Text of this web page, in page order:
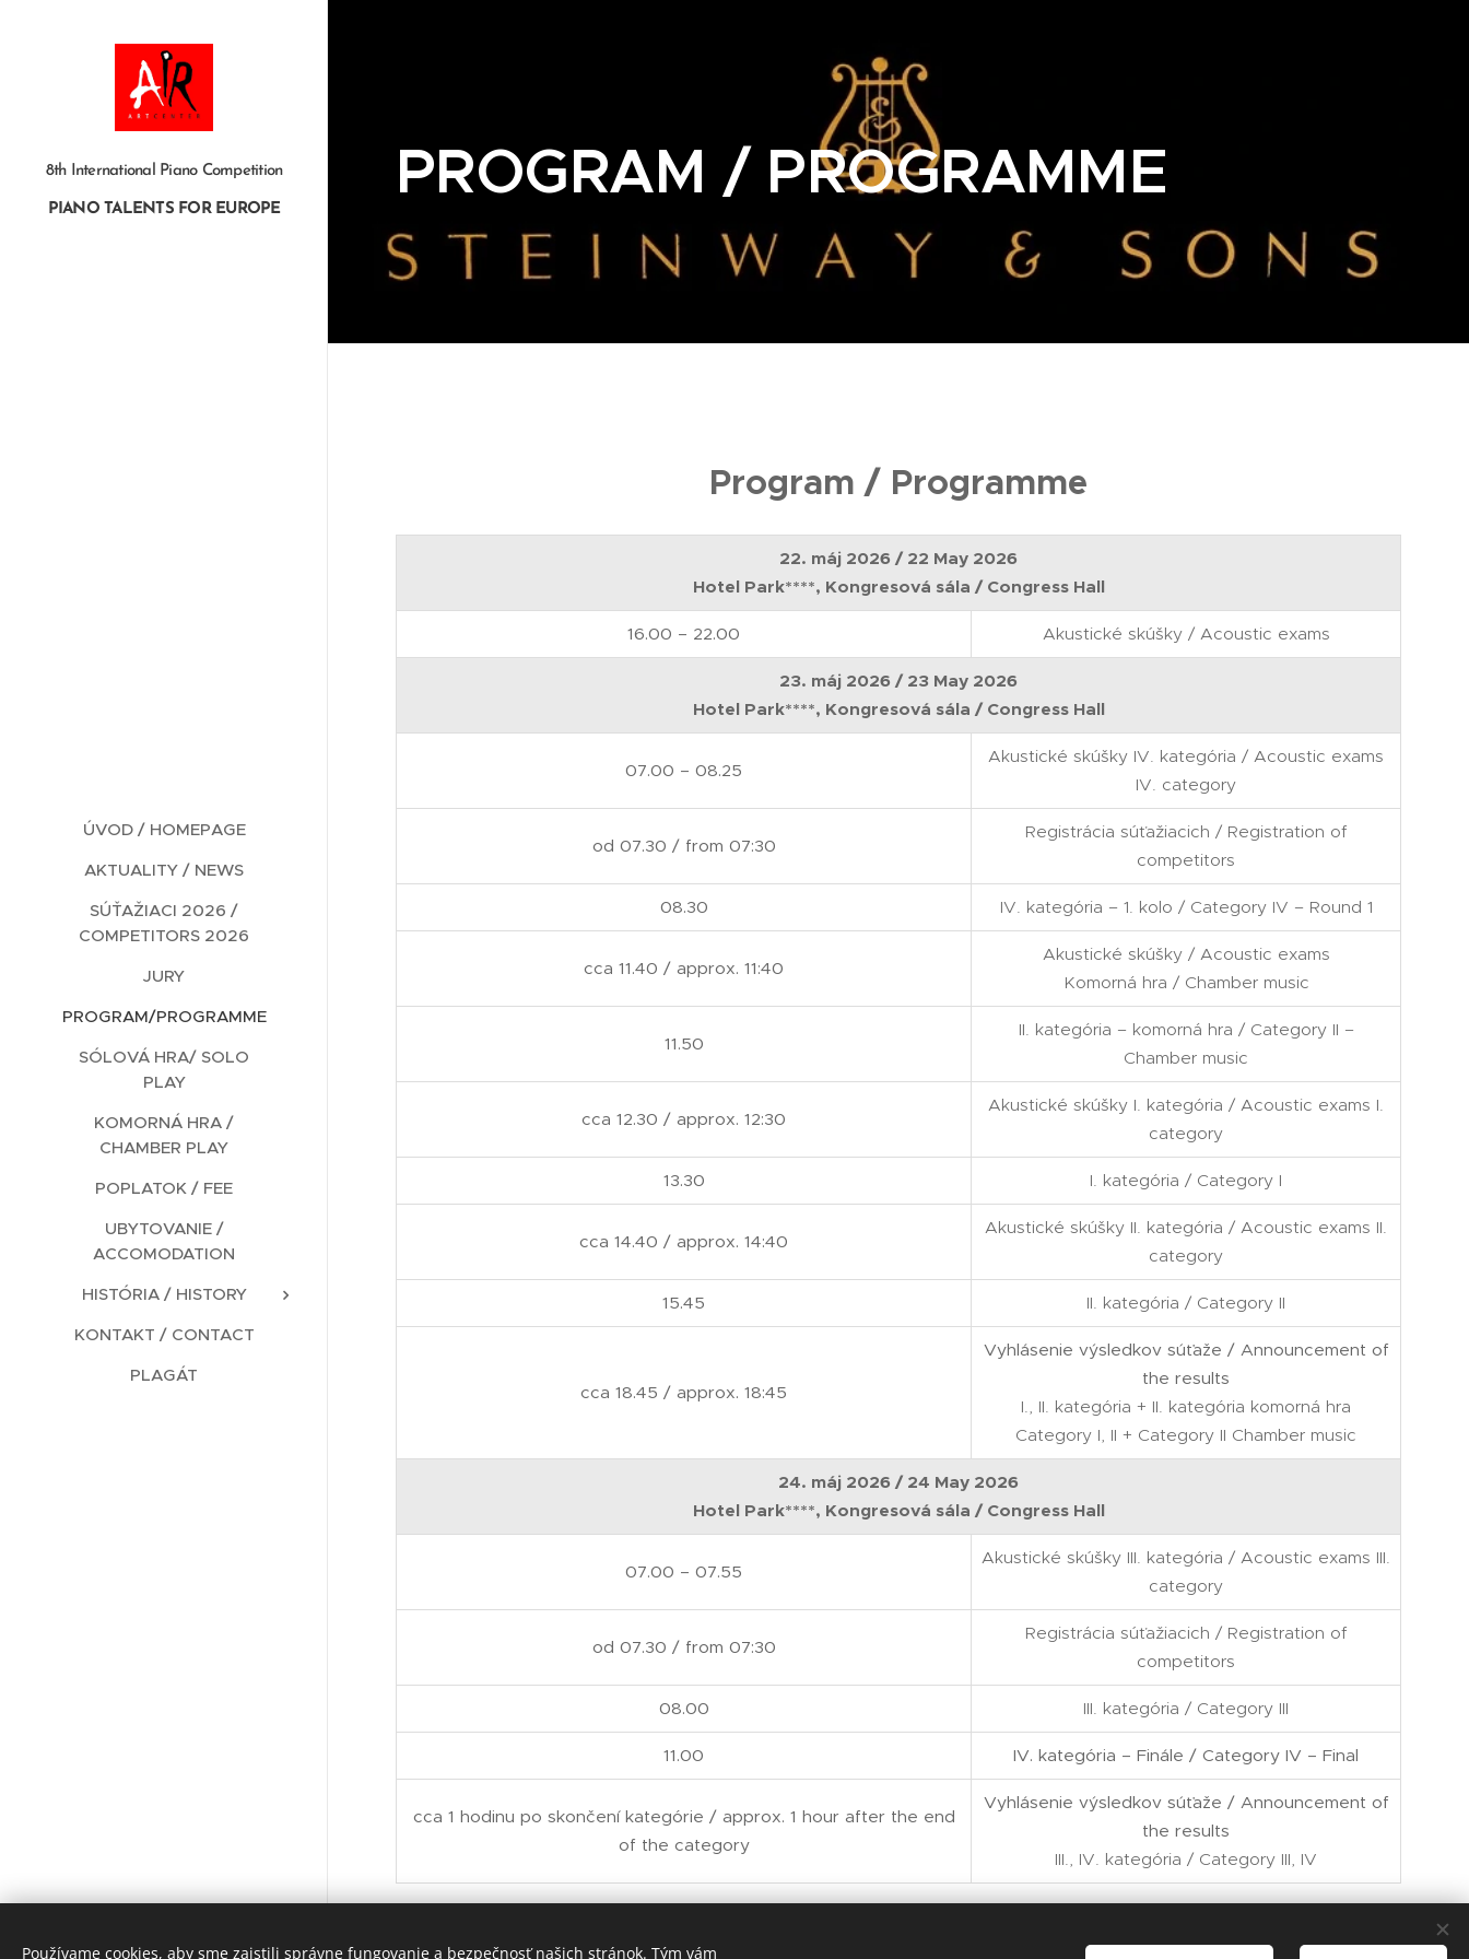
8th International Piano Competition
PIANO TALENTS FOR EUROPE
ÚVOD / HOMEPAGE
AKTUALITY / NEWS
SÚŤAŽIACI 2026 /
COMPETITORS 2026
JURY
PROGRAM/PROGRAMME
SÓLOVÁ HRA/ SOLO
PLAY
KOMORNÁ HRA /
CHAMBER PLAY
POPLATOK / FEE
UBYTOVANIE /
ACCOMODATION
HISTÓRIA / HISTORY
KONTAKT / CONTACT
PLAGÁT
PROGRAM / PROGRAMME
Program / Programme
22. máj 2026 / 22 May 2026
Hotel Park****, Kongresová sála / Congress Hall
16.00 – 22.00 Akustické skúšky / Acoustic exams
23. máj 2026 / 23 May 2026
Hotel Park****, Kongresová sála / Congress Hall
07.00 – 08.25
Akustické skúšky IV. kategória / Acoustic exams
IV. category
od 07.30 / from 07:30
Registrácia súťažiacich / Registration of
competitors
08.30 IV. kategória – 1. kolo / Category IV – Round 1
cca 11.40 / approx. 11:40
Akustické skúšky / Acoustic exams
Komorná hra / Chamber music
11.50
II. kategória – komorná hra / Category II –
Chamber music
cca 12.30 / approx. 12:30
Akustické skúšky I. kategória / Acoustic exams I.
category
13.30 I. kategória / Category I
cca 14.40 / approx. 14:40
Akustické skúšky II. kategória / Acoustic exams II.
category
15.45 II. kategória / Category II
cca 18.45 / approx. 18:45
Vyhlásenie výsledkov súťaže / Announcement of
the results
I., II. kategória + II. kategória komorná hra
Category I, II + Category II Chamber music
24. máj 2026 / 24 May 2026
Hotel Park****, Kongresová sála / Congress Hall
07.00 – 07.55
Akustické skúšky III. kategória / Acoustic exams III.
category
od 07.30 / from 07:30
Registrácia súťažiacich / Registration of
competitors
08.00 III. kategória / Category III
11.00 IV. kategória – Finále / Category IV – Final
cca 1 hodinu po skončení kategórie / approx. 1 hour after the end
of the category
Vyhlásenie výsledkov súťaže / Announcement of
the results
III., IV. kategória / Category III, IV
Používame cookies, aby sme zaistili správne fungovanie a bezpečnosť našich stránok. Tým vám